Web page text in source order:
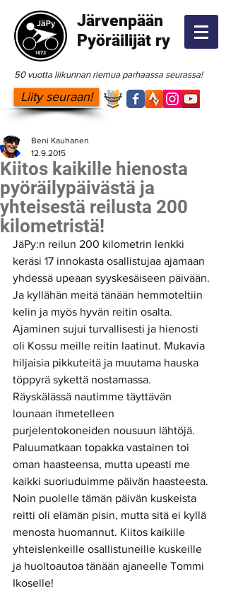
Järvenpään
Pyöräilijät ry
50 vuotta liikunnan riemua parhaassa seurassa!
Liity seuraan!
Kiitos kaikille hienosta
pyöräilypäivästä ja
yhteisestä reilusta 200
kilometristä!
Beni Kauhanen
12.9.2015
JäPy:n reilun 200 kilometrin lenkki
keräsi 17 innokasta osallistujaa ajamaan
yhdessä upeaan syyskesäiseen päivään.
Ja kyllähän meitä tänään hemmoteltiin
kelin ja myös hyvän reitin osalta.
Ajaminen sujui turvallisesti ja hienosti
oli Kossu meille reitin laatinut. Mukavia
hiljaisia pikkuteitä ja muutama hauska
töppyrä sykettä nostamassa.
Räyskälässä nautimme täyttävän
lounaan ihmetelleen
purjelentokoneiden nousuun lähtöjä.
Paluumatkaan topakka vastainen toi
oman haasteensa, mutta upeasti me
kaikki suoriuduimme päivän haasteesta.
Noin puolelle tämän päivän kuskeista
reitti oli elämän pisin, mutta sitä ei kyllä
menosta huomannut. Kiitos kaikille
yhteislenkeille osallistuneille kuskeille
ja huoltoautoa tänään ajaneelle Tommi
Ikoselle!